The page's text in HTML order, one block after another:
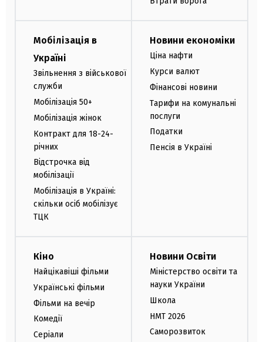
Мобілізація в
Україні
Звільнення з військової
служби
Мобілізація 50+
Мобілізація жінок
Контракт для 18-24-
річних
Відстрочка від
мобілізації
Мобілізація в Україні:
скільки осіб мобілізує
ТЦК
Новини економіки
Ціна нафти
Курси валют
Фінансові новини
Тарифи на комунальні
послуги
Податки
Пенсія в Україні
Кіно
Найцікавіші фільми
Українські фільми
Фільми на вечір
Комедії
Серіали
Новини Освіти
Міністерство освіти та
науки України
Школа
НМТ 2026
Саморозвиток